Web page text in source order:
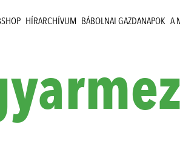
HÍRARCHÍVUM BÁBOLNAI GAZDANAPOK A